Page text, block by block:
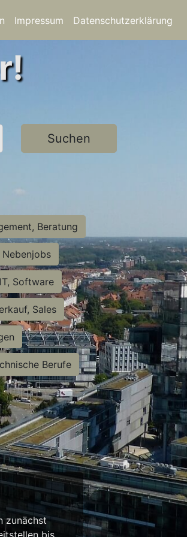
Impressum Datenschutzerklärung
Suchen
Beratung
IT, Software
Sales
Berufe
zunächst